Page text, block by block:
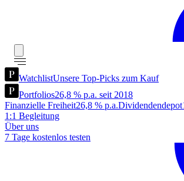
WatchlistUnsere Top-Picks zum Kauf
Portfolios26,8 % p.a. seit 2018
Finanzielle Freiheit26,8 % p.a.Dividendendepot
1:1 Begleitung
Über uns
7 Tage kostenlos testen